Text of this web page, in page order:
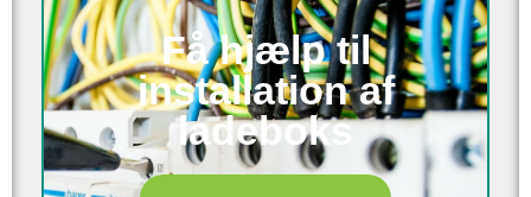
Få hjælp til
installation af
ladeboks